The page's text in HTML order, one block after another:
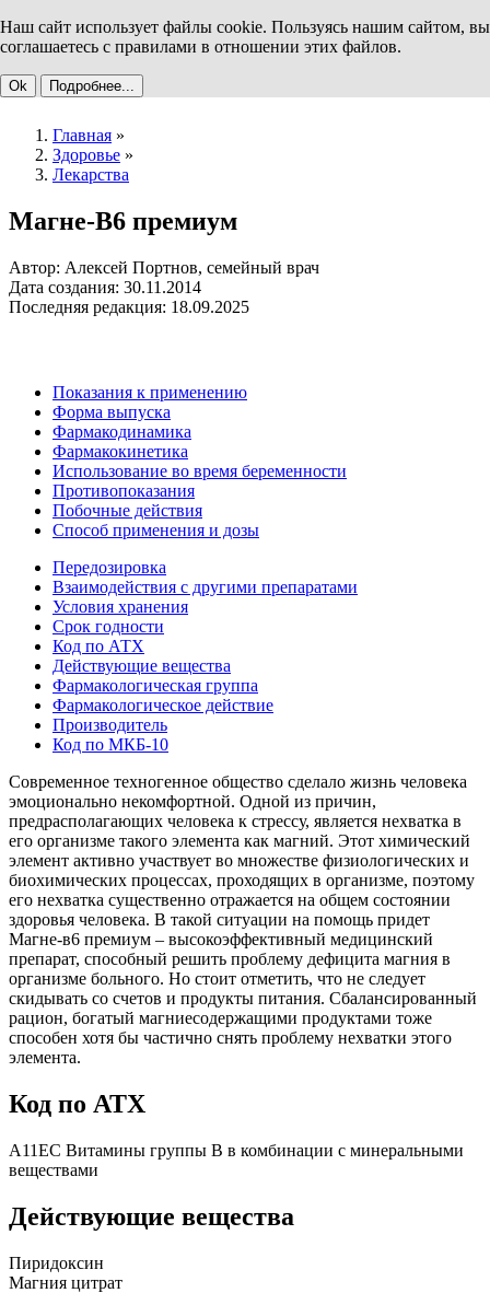
Наш сайт использует файлы cookie. Пользуясь нашим сайтом, вы
соглашаетесь с правилами в отношении этих файлов.
Ok Подробнее...
Главная »
Здоровье »
Лекарства
Магне-В6 премиум
Автор: Алексей Портнов, семейный врач
Дата создания: 30.11.2014
Последняя редакция: 18.09.2025
Показания к применению
Форма выпуска
Фармакодинамика
Фармакокинетика
Использование во время беременности
Противопоказания
Побочные действия
Способ применения и дозы
Передозировка
Взаимодействия с другими препаратами
Условия хранения
Срок годности
Код по АТХ
Действующие вещества
Фармакологическая группа
Фармакологическое действие
Производитель
Код по МКБ-10
Современное техногенное общество сделало жизнь человека
эмоционально некомфортной. Одной из причин,
предрасполагающих человека к стрессу, является нехватка в
его организме такого элемента как магний. Этот химический
элемент активно участвует во множестве физиологических и
биохимических процессах, проходящих в организме, поэтому
его нехватка существенно отражается на общем состоянии
здоровья человека. В такой ситуации на помощь придет
Магне-в6 премиум – высокоэффективный медицинский
препарат, способный решить проблему дефицита магния в
организме больного. Но стоит отметить, что не следует
скидывать со счетов и продукты питания. Сбалансированный
рацион, богатый магниесодержащими продуктами тоже
способен хотя бы частично снять проблему нехватки этого
элемента.
Код по АТХ
A11EC Витамины группы B в комбинации с минеральными
веществами
Действующие вещества
Пиридоксин
Магния цитрат